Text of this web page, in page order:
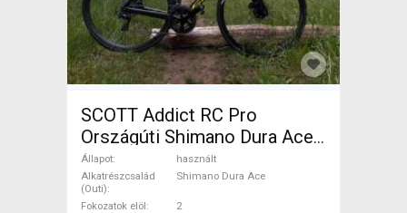
SCOTT Addict RC Pro
Országúti Shimano Dura Ace
tárcsafék használt ELADÓ
Állapot
használt
Alkatrészcsalád
(Outi)
Shimano Dura Ace
Fokozatok elöl
2